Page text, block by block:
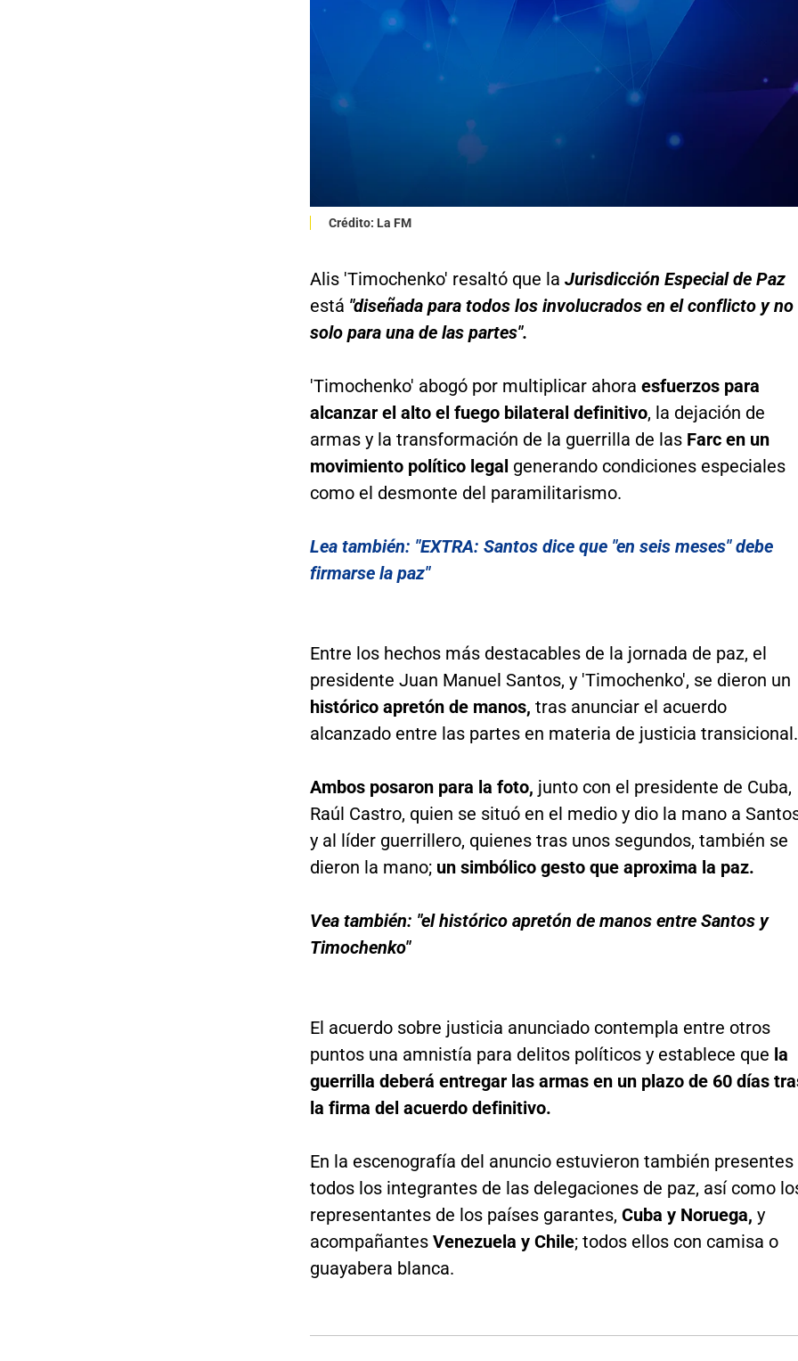
Crédito: La FM
Alis 'Timochenko' resaltó que la Jurisdicción Especial de Paz
está "diseñada para todos los involucrados en el conflicto y no
solo para una de las partes".
'Timochenko' abogó por multiplicar ahora esfuerzos para
alcanzar el alto el fuego bilateral definitivo, la dejación de
armas y la transformación de la guerrilla de las Farc en un
movimiento político legal generando condiciones especiales
como el desmonte del paramilitarismo.
Lea también: "EXTRA: Santos dice que "en seis meses" debe
firmarse la paz"
Entre los hechos más destacables de la jornada de paz, el
presidente Juan Manuel Santos, y 'Timochenko', se dieron un
histórico apretón de manos, tras anunciar el acuerdo
alcanzado entre las partes en materia de justicia transicional.
Ambos posaron para la foto, junto con el presidente de Cuba,
Raúl Castro, quien se situó en el medio y dio la mano a
y al líder guerrillero, quienes tras unos segundos, también se
dieron la mano; un simbólico gesto que aproxima la paz.
Vea también: "el histórico apretón de manos entre Santos y
Timochenko"
El acuerdo sobre justicia anunciado contempla entre otros
puntos una amnistía para delitos políticos y establece que la
guerrilla deberá entregar las armas en un plazo de 60 días
la firma del acuerdo definitivo.
En la escenografía del anuncio estuvieron también presentes
todos los integrantes de las delegaciones de paz, así como
representantes de los países garantes, Cuba y Noruega, y
acompañantesVenezuela y Chile; todos ellos con camisa o
guayabera blanca.